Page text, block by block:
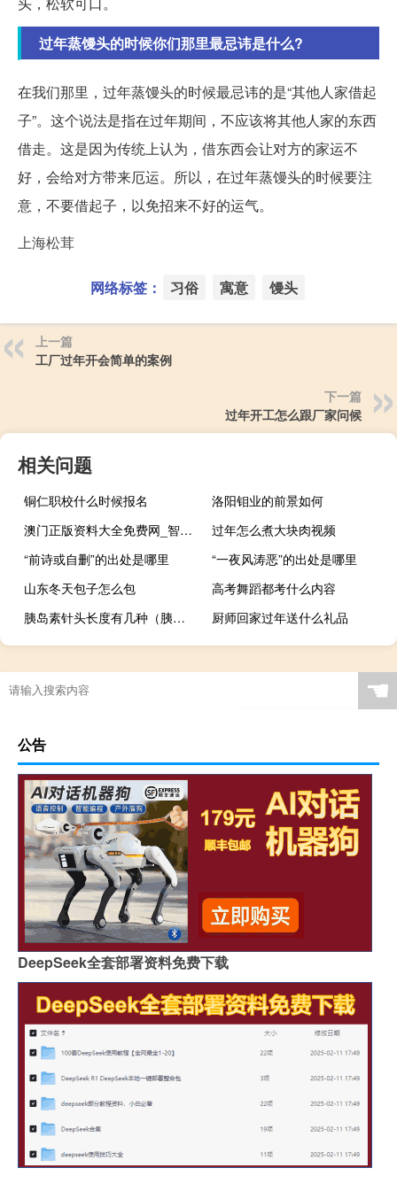
过年蒸馒头的时候你们那里最忌讳是什么?
在我们那里，过年蒸馒头的时候最忌讳的是“其他人家借起
子”。这个说法是指在过年期间，不应该将其他人家的东西
借走。这是因为传统上认为，借东西会让对方的家运不
好，会给对方带来厄运。所以，在过年蒸馒头的时候要注
意，不要借起子，以免招来不好的运气。
上海松茸
网络标签： 习俗 寓意 馒头
上一篇
工厂过年开会简单的案例
下一篇
过年开工怎么跟厂家问候
相关问题
铜仁职校什么时候报名
洛阳钼业的前景如何
澳门正版资料大全免费网_智能AI深度解析_百度大脑版A12.252
过年怎么煮大块肉视频
“前诗或自删”的出处是哪里
“一夜风涛恶”的出处是哪里
山东冬天包子怎么包
高考舞蹈都考什么内容
胰岛素针头长度有几种（胰岛素针头长度）
厨师回家过年送什么礼品
☚
公告
DeepSeek全套部署资料免费下载